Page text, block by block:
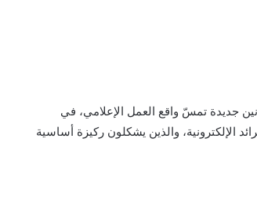
جديدة تمسّ واقع العمل الإعلامي، في
الإلكترونية، والذين يشكلون ركيزة أساسية